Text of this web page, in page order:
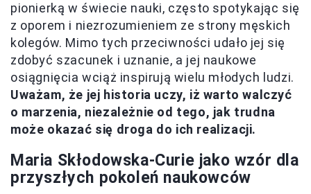
pionierką w świecie nauki, często spotykając się
z oporem i niezrozumieniem ze strony męskich
kolegów. Mimo tych przeciwności udało jej się
zdobyć szacunek i uznanie, a jej naukowe
osiągnięcia wciąż inspirują wielu młodych ludzi.
Uważam, że jej historia uczy, iż warto walczyć
o marzenia, niezależnie od tego, jak trudna
może okazać się droga do ich realizacji.
Maria Skłodowska-Curie jako wzór dla
przyszłych pokoleń naukowców